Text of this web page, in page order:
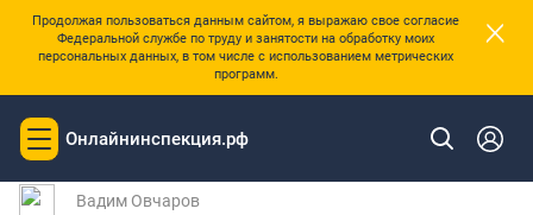
Продолжая пользоваться данным сайтом, я выражаю свое согласие
Федеральной службе по труду и занятости на обработку моих
персональных данных, в том числе с использованием метрических
программ.
×
Toggle
navigation
Онлайнинспекция.рф
Главная
Вадим Овчаров